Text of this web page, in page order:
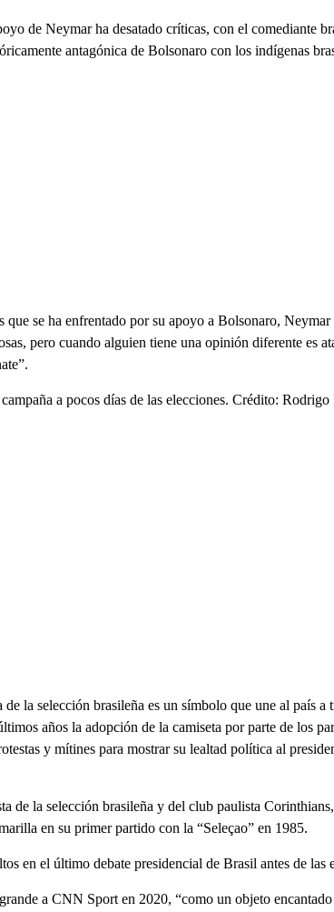
de Neymar ha desatado críticas, con el comediante
antagónica de Bolsonaro con los indígenas
que se ha enfrentado por su apoyo a Bolsonaro,
pero cuando alguien tiene una opinión diferente es
a pocos días de las elecciones. Crédito:
la selección brasileña es un símbolo que une al país
años la adopción de la camiseta por parte de los
y mítines para mostrar su lealtad política al
de la selección brasileña y del club paulista
en su primer partido con la “Seleçao” en 1985.
en el último debate presidencial de Brasil antes de las
a CNN Sport en 2020, “como un objeto